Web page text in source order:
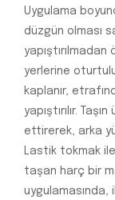
Uygulama
düzgün olması
yerlerine
kaplanır,
yapıştırılır.
ettirerek, arka
Lastik tokmak
taşan harç bir
uygulamasında,